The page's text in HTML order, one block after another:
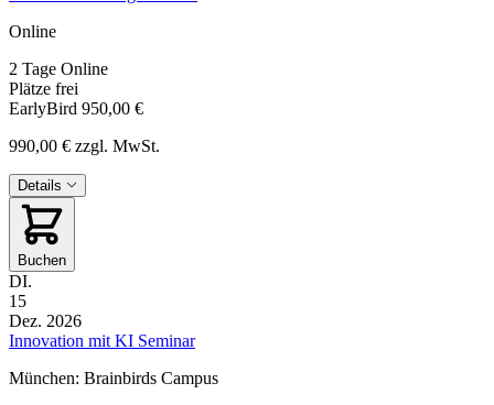
Online
2 Tage Online
Plätze frei
EarlyBird 950,00 €
990,00 € zzgl. MwSt.
Details
Buchen
DI.
15
Dez. 2026
Innovation mit KI Seminar
München: Brainbirds Campus